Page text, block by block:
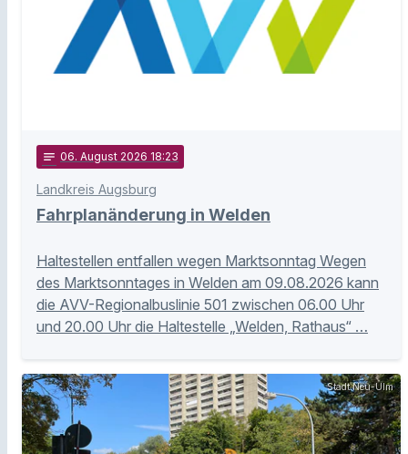
notes 06. August 2026 18:23
Landkreis Augsburg
Fahrplanänderung in Welden
Haltestellen entfallen wegen Marktsonntag Wegen
des Marktsonntages in Welden am 09.08.2026 kann
die AVV-Regionalbuslinie 501 zwischen 06.00 Uhr
und 20.00 Uhr die Haltestelle „Welden, Rathaus“ …
Stadt Neu-Ulm